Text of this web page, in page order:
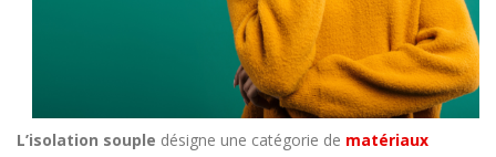
L’isolation souple désigne une catégorie de matériaux